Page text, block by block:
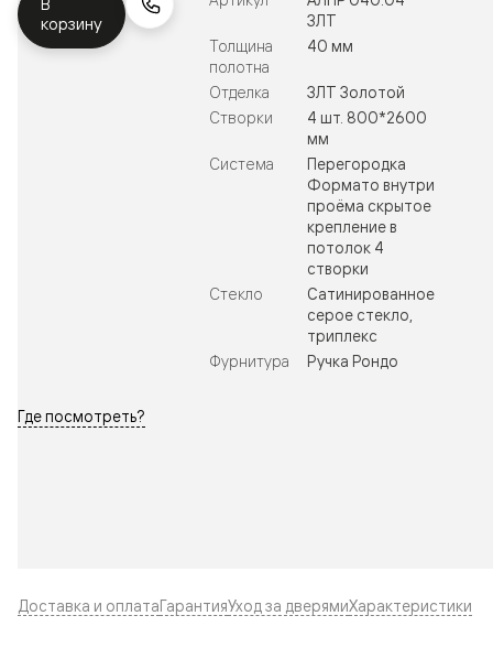
корзину
ЗЛТ
Толщина
полотна
40 мм
Отделка
ЗЛТ Золотой
Створки
4 шт. 800*2600
мм
Система
Перегородка
Формато внутри
проёма скрытое
крепление в
потолок 4
створки
Стекло
Сатинированное
серое стекло,
триплекс
Фурнитура
Ручка Рондо
Где посмотреть?
Доставка и оплатаГарантияУход за дверямиХарактеристики